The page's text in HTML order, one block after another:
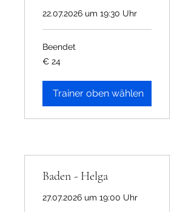
22.07.2026 um 19:30 Uhr
Beendet
24
Euro
€ 24
Trainer oben wählen
Baden - Helga
27.07.2026 um 19:00 Uhr